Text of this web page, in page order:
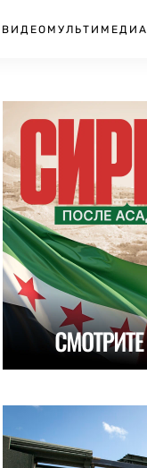
ВИДЕО МУЛЬТИМЕДИА